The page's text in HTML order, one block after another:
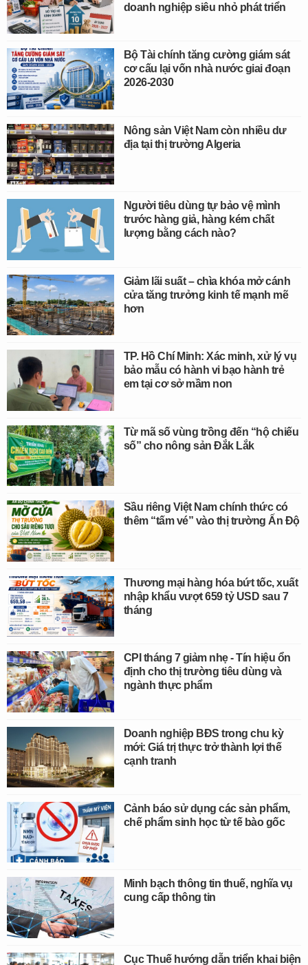
doanh nghiệp siêu nhỏ phát triển
Bộ Tài chính tăng cường giám sát
cơ cấu lại vốn nhà nước giai đoạn
2026-2030
Nông sản Việt Nam còn nhiều dư
địa tại thị trường Algeria
Người tiêu dùng tự bảo vệ mình
trước hàng giả, hàng kém chất
lượng bằng cách nào?
Giảm lãi suất – chìa khóa mở cánh
cửa tăng trưởng kinh tế mạnh mẽ
hơn
TP. Hồ Chí Minh: Xác minh, xử lý vụ
bảo mẫu có hành vi bạo hành trẻ
em tại cơ sở mầm non
Từ mã số vùng trồng đến “hộ chiếu
số” cho nông sản Đắk Lắk
Sầu riêng Việt Nam chính thức có
thêm “tấm vé” vào thị trường Ấn Độ
Thương mại hàng hóa bứt tốc, xuất
nhập khẩu vượt 659 tỷ USD sau 7
tháng
CPI tháng 7 giảm nhẹ - Tín hiệu ổn
định cho thị trường tiêu dùng và
ngành thực phẩm
Doanh nghiệp BĐS trong chu kỳ
mới: Giá trị thực trở thành lợi thế
cạnh tranh
Cảnh báo sử dụng các sản phẩm,
chế phẩm sinh học từ tế bào gốc
Minh bạch thông tin thuế, nghĩa vụ
cung cấp thông tin
Cục Thuế hướng dẫn triển khai biện